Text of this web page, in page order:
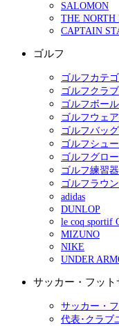
SALOMON
THE NORTH
CAPTAIN
ゴルフ
ゴルフカテ
ゴルフクラブ
ゴルフボール
ゴルフウェア
ゴルフバッグ
ゴルフシュ
ゴルフグロ
ゴルフ練習
ゴルフラウ
adidas
DUNLOP
le coq sportif
MIZUNO
NIKE
UNDER
サッカー・フット
サッカー・
代表･クラブ